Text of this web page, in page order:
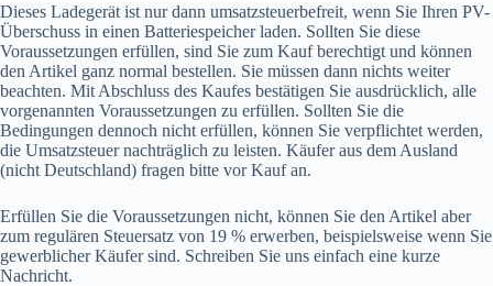
Dieses Ladegerät ist nur dann umsatzsteuerbefreit, wenn Sie Ihren PV-
Überschuss in einen Batteriespeicher laden. Sollten Sie diese
Voraussetzungen erfüllen, sind Sie zum Kauf berechtigt und können
den Artikel ganz normal bestellen. Sie müssen dann nichts weiter
beachten. Mit Abschluss des Kaufes bestätigen Sie ausdrücklich, alle
vorgenannten Voraussetzungen zu erfüllen. Sollten Sie die
Bedingungen dennoch nicht erfüllen, können Sie verpflichtet werden,
die Umsatzsteuer nachträglich zu leisten. Käufer aus dem Ausland
(nicht Deutschland) fragen bitte vor Kauf an.
Erfüllen Sie die Voraussetzungen nicht, können Sie den Artikel aber
zum regulären Steuersatz von 19 % erwerben, beispielsweise wenn Sie
gewerblicher Käufer sind. Schreiben Sie uns einfach eine kurze
Nachricht.